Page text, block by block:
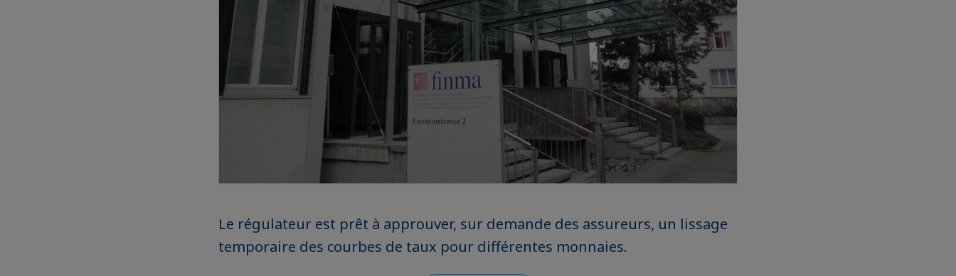
Le régulateur est prêt à approuver, sur demande des assureurs, un lissage
temporaire des courbes de taux pour différentes monnaies.